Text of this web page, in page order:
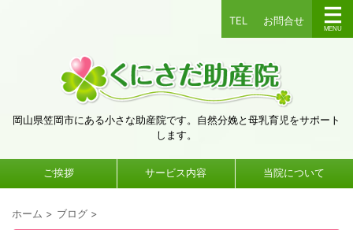
TEL お問合せ
岡山県笠岡市にある小さな助産院です。自然分娩と母乳育児をサポート
します。
ご挨拶 サービス内容 当院について
ホーム > ブログ >